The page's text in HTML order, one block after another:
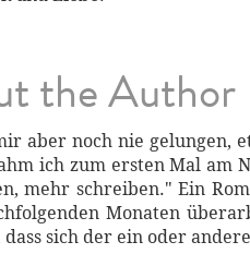
the Author
aber noch nie gelungen,
ich zum ersten Mal am
mehr schreiben." Ein
Monaten
sich der ein oder